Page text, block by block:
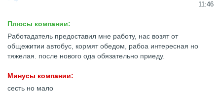
11:46
Плюсы компании:
Работадатель предоставил мне работу, нас возят от
общежитии автобус, кормят обедом, рабоа интересная но
тяжелая. после нового ода обязательно приеду.
Минусы компании:
сесть но мало